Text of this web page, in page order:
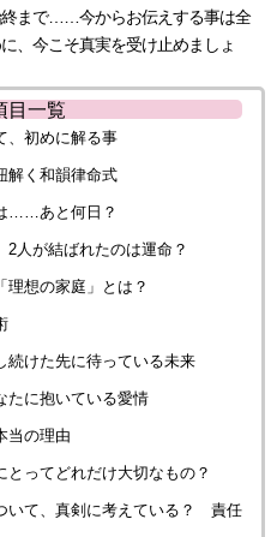
終まで……今からお伝えする事は全
、今こそ真実を受け止めましょ
目一覧
、初めに解る事
解く和韻律命式
……あと何日？
人が結ばれたのは運命？
理想の家庭」とは？
続けた先に待っている未来
たに抱いている愛情
当の理由
とってどれだけ大切なもの？
いて、真剣に考えている？ 責任